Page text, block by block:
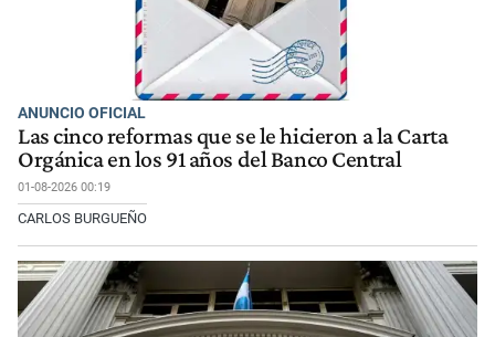
ANUNCIO OFICIAL
Las cinco reformas que se le hicieron a la Carta
Orgánica en los 91 años del Banco Central
01-08-2026 00:19
CARLOS BURGUEÑO